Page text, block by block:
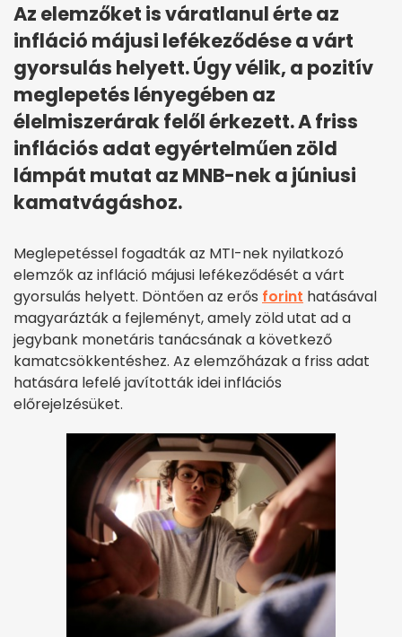
Az elemzőket is váratlanul érte az
infláció májusi lefékeződése a várt
gyorsulás helyett. Úgy vélik, a pozitív
meglepetés lényegében az
élelmiszerárak felől érkezett. A friss
inflációs adat egyértelműen zöld
lámpát mutat az MNB-nek a júniusi
kamatvágáshoz.
Meglepetéssel fogadták az MTI-nek nyilatkozó
elemzők az infláció májusi lefékeződését a várt
gyorsulás helyett. Döntően az erős forint hatásával
magyarázták a fejleményt, amely zöld utat ad a
jegybank monetáris tanácsának a következő
kamatcsökkentéshez. Az elemzőházak a friss adat
hatására lefelé javították idei inflációs
előrejelzésüket.